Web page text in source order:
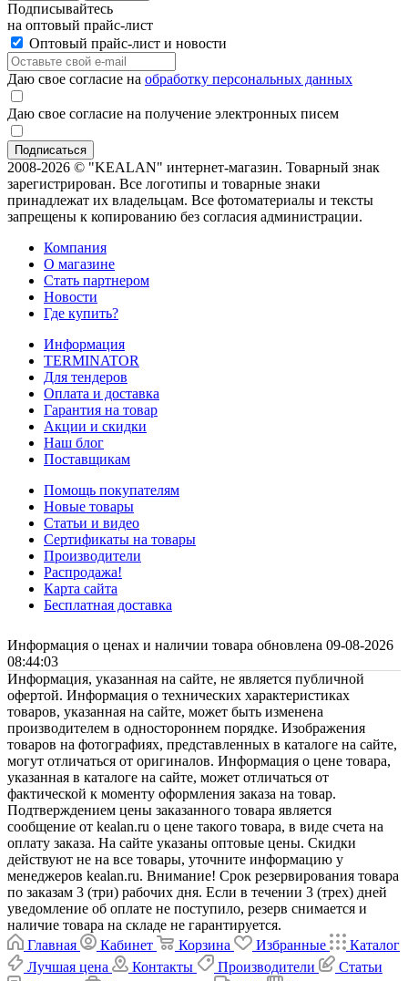
Подписывайтесь
на оптовый прайс-лист
Оптовый прайс-лист и новости
Даю свое согласие на обработку персональных данных
Даю свое согласие на получение электронных писем
2008-2026 © "KEALAN" интернет-магазин. Товарный знак
зарегистрирован. Все логотипы и товарные знаки
принадлежат их владельцам. Все фотоматериалы и тексты
запрещены к копированию без согласия администрации.
Компания
О магазине
Стать партнером
Новости
Где купить?
Информация
TERMINATOR
Для тендеров
Оплата и доставка
Гарантия на товар
Акции и скидки
Наш блог
Поставщикам
Помощь покупателям
Новые товары
Статьи и видео
Сертификаты на товары
Производители
Распродажа!
Карта сайта
Бесплатная доставка
Информация о ценах и наличии товара обновлена 09-08-2026
08:44:03
Информация, указанная на сайте, не является публичной
офертой. Информация о технических характеристиках
товаров, указанная на сайте, может быть изменена
производителем в одностороннем порядке. Изображения
товаров на фотографиях, представленных в каталоге на сайте,
могут отличаться от оригиналов. Информация о цене товара,
указанная в каталоге на сайте, может отличаться от
фактической к моменту оформления заказа на товар.
Подтверждением цены заказанного товара является
сообщение от kealan.ru о цене такого товара, в виде счета на
оплату заказа. На сайте указаны оптовые цены. Скидки
действуют не на все товары, уточните информацию у
менеджеров kealan.ru. Внимание! Срок резервирования товара
по заказам 3 (три) рабочих дня. Если в течении 3 (трех) дней
уведомление об оплате не поступило, резерв снимается и
наличие товара на складе не гарантируется.
Главная
Кабинет Корзина Избранные
Каталог
Лучшая цена
Контакты Производители
Статьи